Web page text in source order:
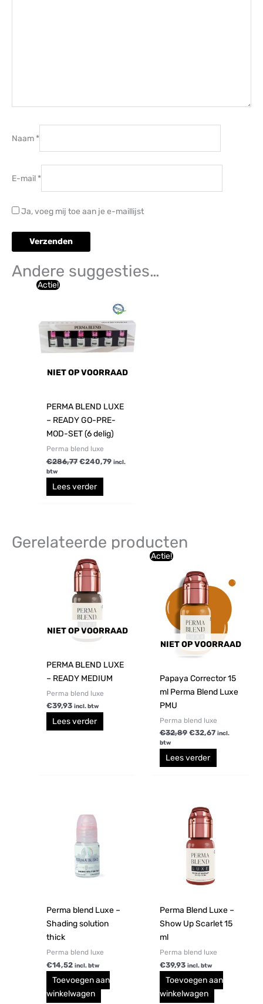
Naam *
E-mail *
Ja, voeg mij toe aan je e-maillijst
Andere suggesties…
Actie!
NIET OP VOORRAAD
PERMA BLEND LUXE
– READY GO-PRE-
MOD-SET (6 delig)
Perma blend luxe
€286,77
Oorspronkelijke
€240,79
€240,79.
incl.
btw
Lees verder
Gerelateerde producten
NIET OP VOORRAAD
PERMA BLEND LUXE
– READY MEDIUM
Perma blend luxe
€39,93 incl. btw
Lees verder
Actie!
NIET OP VOORRAAD
Papaya Corrector 15
ml Perma Blend Luxe
PMU
Perma blend luxe
€32,89
was:
€32,89.
€32,67
€32,67.
incl.
btw
Lees verder
Perma blend Luxe –
Shading solution
thick
Perma blend luxe
€14,52 incl. btw
Toevoegen aan
winkelwagen
Perma Blend Luxe –
Show Up Scarlet 15
ml
Perma blend luxe
€39,93 incl. btw
Toevoegen aan
winkelwagen